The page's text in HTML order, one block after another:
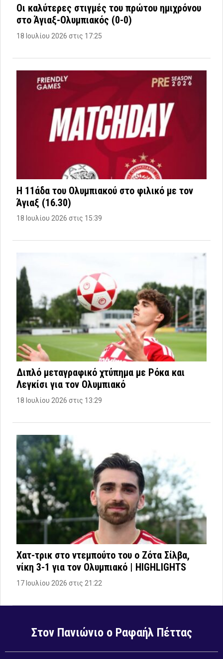
Οι καλύτερες στιγμές του πρώτου ημιχρόνου
στο Άγιαξ-Ολυμπιακός (0-0)
18 Ιουλίου 2026 στις 17:25
Η 11άδα του Ολυμπιακού στο φιλικό με τον
Άγιαξ (16.30)
18 Ιουλίου 2026 στις 15:39
Διπλό μεταγραφικό χτύπημα με Ρόκα και
Λεγκίσι για τον Ολυμπιακό
18 Ιουλίου 2026 στις 13:29
Χατ-τρικ στο ντεμπούτο του ο Ζότα Σίλβα,
νίκη 3-1 για τον Ολυμπιακό | HIGHLIGHTS
17 Ιουλίου 2026 στις 21:22
Στον Πανιώνιο ο Ραφαήλ Πέττας